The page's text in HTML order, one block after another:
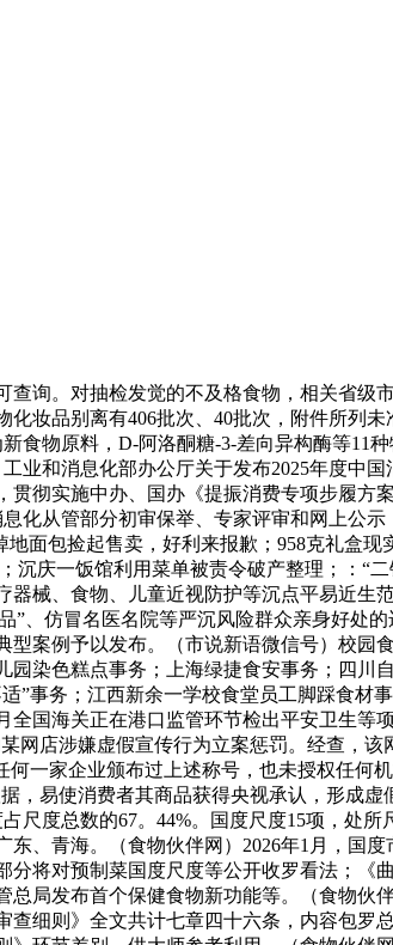
询。对抽检发觉的不及格食物，相关省级
妆品别离有406批次、40批次，附件所列
食物原料，D-阿洛酮糖-3-差向异构酶等11
业和消息化部办公厅关于发布2025年度中
贯彻实施中办、国办《提振消费专项步履方
化从管部分初审保举、专家评审和网上公
面包捡起售卖，好利来报歉；958克礼盒现
沉庆一饭馆利用菜单被责令破产整理；：“
械、食物、儿童近视防护等沉点平易近生
、仿冒名医名院等严沉风险群众亲身好处
案例予以发布。（市说新语微信号）校园
染色糕点事务；上海绿捷食安事务；四川
”事务；江西新余一学校食堂员工脚踩食材
国海关正在港口监管环节检出平安卫生等
网店涉嫌虚假宣传行为立案惩罚。经查，
一家企业颁布过上述称号，也未授权任何
，易使消费者其商品获得央视承认，形成
尺度总数的67。44%。国度尺度15项，处
、青海。（食物伙伴网）2026年1月，国
将对预制菜国度尺度等公开收罗看法；《
局发布首个保健食物新功能等。（食物伙
细则》全文共计七章四十六条，内容包罗